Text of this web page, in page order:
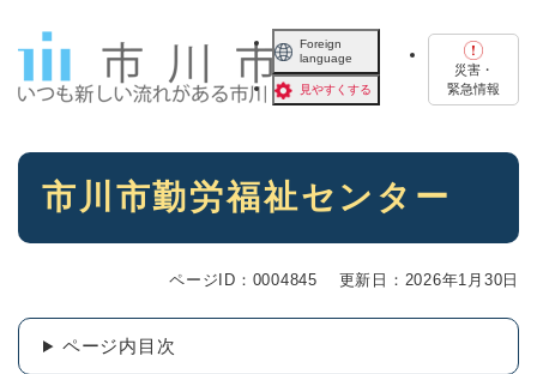
Foreign
language
見やすくする
災害・
緊急情報
本
市川市勤労福祉センター
ページID：0004845 更新日：2026年1月30日
ページ内目次